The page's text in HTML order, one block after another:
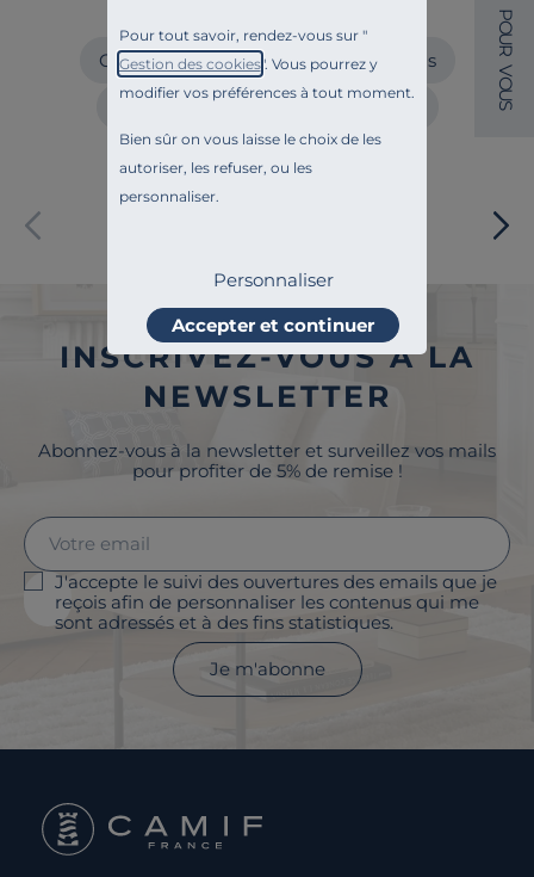
Pour tout savoir, rendez-vous sur "
Gestion des cookies". Vous pourrez y
modifier vos préférences à tout moment.
Bien sûr on vous laisse le choix de les
autoriser, les refuser, ou les
personnaliser.
Personnaliser
Accepter et continuer
Chemins et sets de table Torchons
Essuie-mains
INSCRIVEZ-VOUS À LA
NEWSLETTER
Abonnez-vous à la newsletter et surveillez vos mails
pour profiter de 5% de remise !
J'accepte le suivi des ouvertures des emails que je
reçois afin de personnaliser les contenus qui me
sont adressés et à des fins statistiques.
Je m'abonne
P
O
U
R
V
O
U
S